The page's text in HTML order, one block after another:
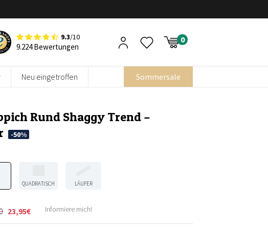
9.3/10
9.224 Bewertungen
Neu eingetroffen Sommersale
Rund Shaggy Trend –
-50%
QUADRATISCH LÄUFER
23,95€ Informiere mich!